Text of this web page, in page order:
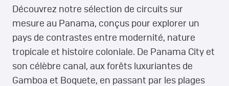
Découvrez notre sélection de circuits sur
mesure au Panama, conçus pour explorer un
pays de contrastes entre modernité, nature
tropicale et histoire coloniale. De Panama City et
son célèbre canal, aux forêts luxuriantes de
Gamboa et Boquete, en passant par les plages